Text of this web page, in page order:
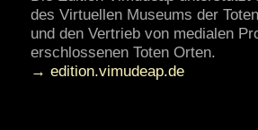
des Virtuellen Museums der
und den Vertrieb von medialen
erschlossenen Toten Orten.
→ edition.vimudeap.de